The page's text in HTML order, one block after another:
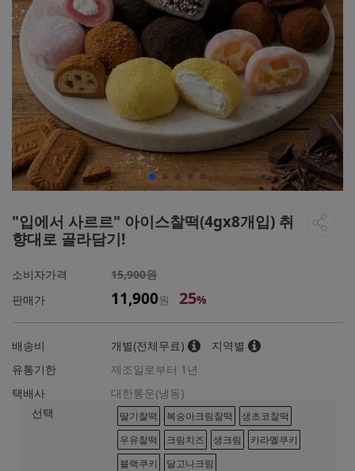
"입에서 사르르" 아이스찰떡(4gx8개입) 취
향대로 골라담기!
소비자가격
15,900원
판매가
11,900원 25%
배송비 개별(전체무료)
지역별
유통기한
제조일로부터 1년
택배사
대한통운(냉동)
선택
딸기찰떡 복숭아크림찰떡
생초코찰떡
우유찰떡
크림치즈 생크림
카라멜쿠키
블랙쿠키
달고나크림